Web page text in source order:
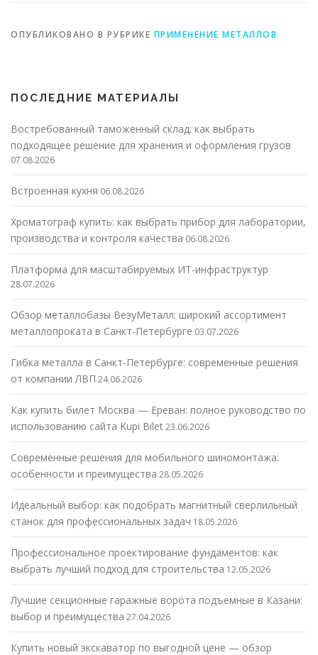
ОПУБЛИКОВАНО В РУБРИКЕ ПРИМЕНЕНИЕ МЕТАЛЛОВ
ПОСЛЕДНИЕ МАТЕРИАЛЫ
Востребованный таможенный склад: как выбрать
подходящее решение для хранения и оформления грузов
07.08.2026
Встроенная кухня 06.08.2026
Хроматограф купить: как выбрать прибор для лаборатории,
производства и контроля качества 06.08.2026
Платформа для масштабируемых ИТ-инфраструктур
28.07.2026
Обзор металлобазы ВезуМеталл: широкий ассортимент
металлопроката в Санкт-Петербурге 03.07.2026
Гибка металла в Санкт-Петербурге: современные решения
от компании ЛВП 24.06.2026
Как купить билет Москва — Ереван: полное руководство по
использованию сайта Kupi Bilet23.06.2026
Современные решения для мобильного шиномонтажа:
особенности и преимущества 28.05.2026
Идеальный выбор: как подобрать магнитный сверлильный
станок для профессиональных задач 18.05.2026
Профессиональное проектирование фундаментов: как
выбрать лучший подход для строительства 12.05.2026
Лучшие секционные гаражные ворота подъемные в Казани:
выбор и преимущества 27.04.2026
Купить новый экскаватор по выгодной цене — обзор